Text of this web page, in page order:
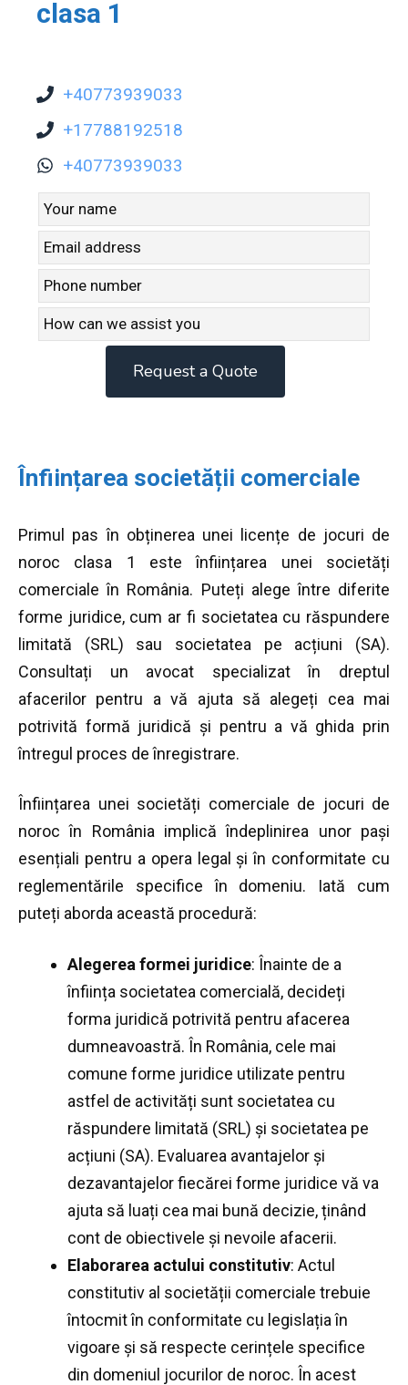
clasa 1
+40773939033
+17788192518
+40773939033
Leave
this
blank
Request a Quote
Înființarea societății comerciale
Primul pas în obținerea unei licențe de jocuri de
noroc clasa 1 este înființarea unei societăți
comerciale în România. Puteți alege între diferite
forme juridice, cum ar fi societatea cu răspundere
limitată (SRL) sau societatea pe acțiuni (SA).
Consultați un avocat specializat în dreptul
afacerilor pentru a vă ajuta să alegeți cea mai
potrivită formă juridică și pentru a vă ghida prin
întregul proces de înregistrare.
Înființarea unei societăți comerciale de jocuri de
noroc în România implică îndeplinirea unor pași
esențiali pentru a opera legal și în conformitate cu
reglementările specifice în domeniu. Iată cum
puteți aborda această procedură:
Alegerea formei juridice: Înainte de a
înființa societatea comercială, decideți
forma juridică potrivită pentru afacerea
dumneavoastră. În România, cele mai
comune forme juridice utilizate pentru
astfel de activități sunt societatea cu
răspundere limitată (SRL) și societatea pe
acțiuni (SA). Evaluarea avantajelor și
dezavantajelor fiecărei forme juridice vă va
ajuta să luați cea mai bună decizie, ținând
cont de obiectivele și nevoile afacerii.
Elaborarea actului constitutiv: Actul
constitutiv al societății comerciale trebuie
întocmit în conformitate cu legislația în
vigoare și să respecte cerințele specifice
din domeniul jocurilor de noroc. În acest